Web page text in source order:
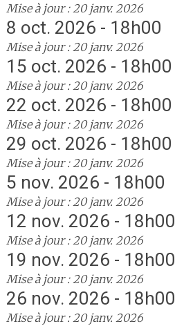
Mise à jour : 20 janv. 2026
8 oct. 2026 - 18h00
Mise à jour : 20 janv. 2026
15 oct. 2026 - 18h00
Mise à jour : 20 janv. 2026
22 oct. 2026 - 18h00
Mise à jour : 20 janv. 2026
29 oct. 2026 - 18h00
Mise à jour : 20 janv. 2026
5 nov. 2026 - 18h00
Mise à jour : 20 janv. 2026
12 nov. 2026 - 18h00
Mise à jour : 20 janv. 2026
19 nov. 2026 - 18h00
Mise à jour : 20 janv. 2026
26 nov. 2026 - 18h00
Mise à jour : 20 janv. 2026